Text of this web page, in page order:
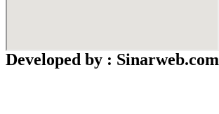
Developed by : Sinarweb.com